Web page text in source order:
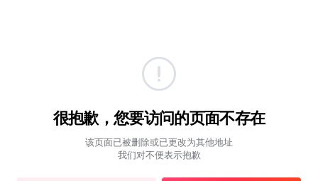
很抱歉，您要访问的页面不存在
该页面已被删除或已更改为其他地址
我们对不便表示抱歉